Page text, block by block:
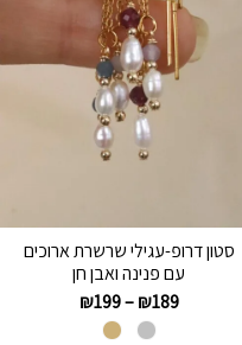
סטון דרופ-עגילי שרשרת ארוכים
עם פנינה ואבן חן
₪189
–
₪199